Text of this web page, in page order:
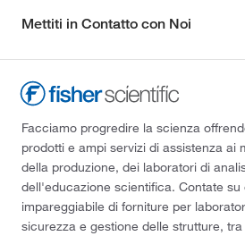
Mettiti in Contatto con Noi
Facciamo progredire la scienza
prodotti e ampi servizi di assistenza ai
della produzione, dei laboratori di
dell'educazione scientifica. Contate su
impareggiabile di forniture per
sicurezza e gestione delle strutture,